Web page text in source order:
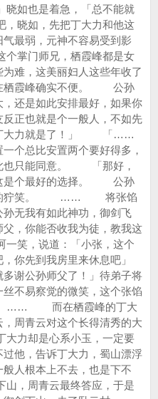
如也是着急，「总不能就
晓如，先把丁大力和他这
最弱，元神不容易受到影
掌门师兄，栖霞峰都是女
难，这美丽妇人这些年收了
栖霞峰确实不便。 公孙
还是如此安排最好，如果你
正也就是个一般人，不如先
丁大力就是了！」 「……
个总比安置两个要好得多，
也只能同意。 「那好，
是个最好的选择。 公孙
觉的狞笑。 …… 将张馅
无我有如此神功，御剑飞
，你能否收我为徒，教我这
笑，说道：「小张，这个
你先到我房里来休息吧」
谢公孙师父了！」待弟子将
不易察觉的微笑，这个张馅
…… 而在栖霞峰的丁大
周青云对这个长得清秀的大
力却是心系小玉，一定要
他，告诉丁大力，蜀山漂浮
人根本上不去，也是下不
，周青云最终答应，于是